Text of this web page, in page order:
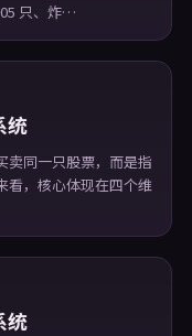
只、炸…
统
卖同一只股票，而是指
看，核心体现在四个维
统